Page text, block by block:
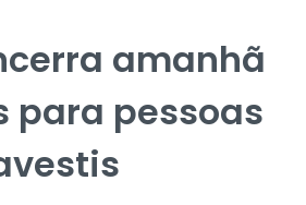
amanhã
para pessoas